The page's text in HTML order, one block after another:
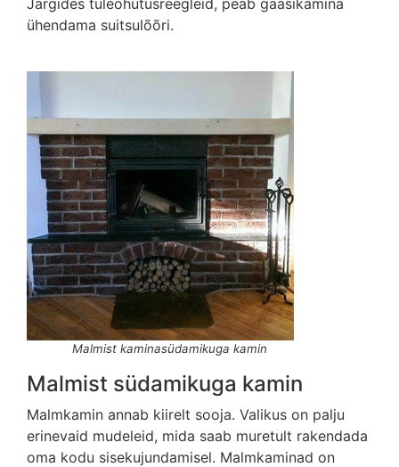
Järgides tuleohutusreegleid, peab gaasikamina
ühendama suitsulõõri.
Malmist kaminasüdamikuga kamin
Malmist südamikuga kamin
Malmkamin annab kiirelt sooja. Valikus on palju
erinevaid mudeleid, mida saab muretult rakendada
oma kodu sisekujundamisel. Malmkaminad on